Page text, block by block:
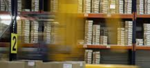
CONTACT US